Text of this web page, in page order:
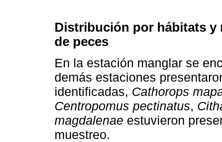
Distribución por hábitats y
de peces
En la estación manglar se
demás estaciones
identificadas, Cathorops
Centropomus pectinatus,
magdalenae estuvieron
muestreo.